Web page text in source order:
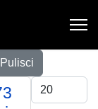
Pulisci
Visualizza #